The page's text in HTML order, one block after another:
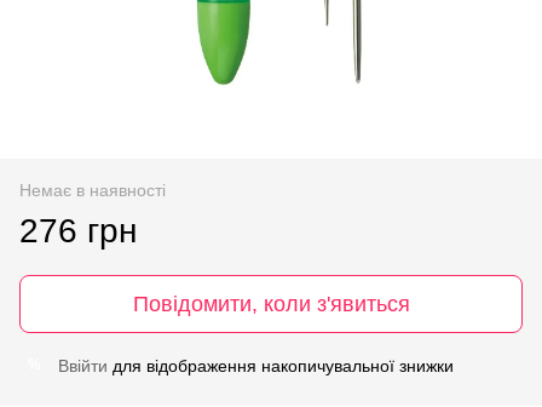
Немає в наявності
276 грн
Повідомити, коли з'явиться
Ввійти для відображення накопичувальної знижки